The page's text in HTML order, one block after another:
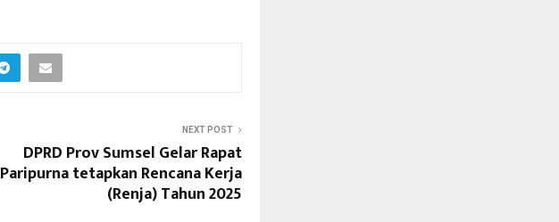
NEXT POST
DPRD Prov Sumsel Gelar Rapat
Paripurna tetapkan Rencana Kerja
(Renja) Tahun 2025